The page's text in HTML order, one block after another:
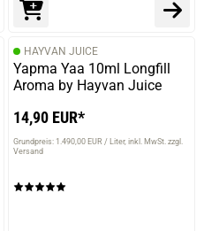
HAYVAN JUICE
Yapma Yaa 10ml Longfill
Aroma by Hayvan Juice
14,90 EUR*
Grundpreis: 1.490,00 EUR / Liter inkl. MwSt. zzgl.
Versand